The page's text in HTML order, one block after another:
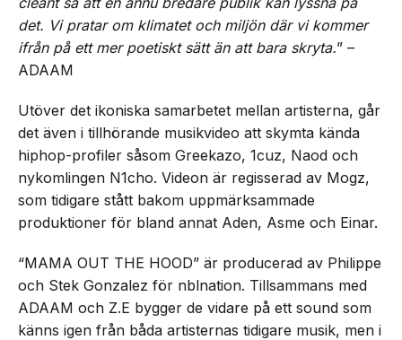
det. Vi pratar om klimatet och miljön där vi kommer
ifrån på ett mer poetiskt sätt än att bara skryta.” –
ADAAM
Utöver det ikoniska samarbetet mellan artisterna, går
det även i tillhörande musikvideo att skymta kända
hiphop-profiler såsom Greekazo, 1cuz, Naod och
nykomlingen N1cho. Videon är regisserad av Mogz,
som tidigare stått bakom uppmärksammade
produktioner för bland annat Aden, Asme och Einar.
“MAMA OUT THE HOOD” är producerad av Philippe
och Stek Gonzalez för nblnation. Tillsammans med
ADAAM och Z.E bygger de vidare på ett sound som
känns igen från båda artisternas tidigare musik, men i